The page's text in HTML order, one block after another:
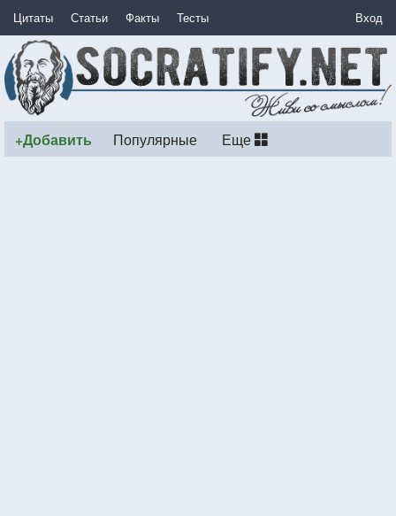
Цитаты Статьи Факты Тесты Вход
+Добавить Популярные Еще